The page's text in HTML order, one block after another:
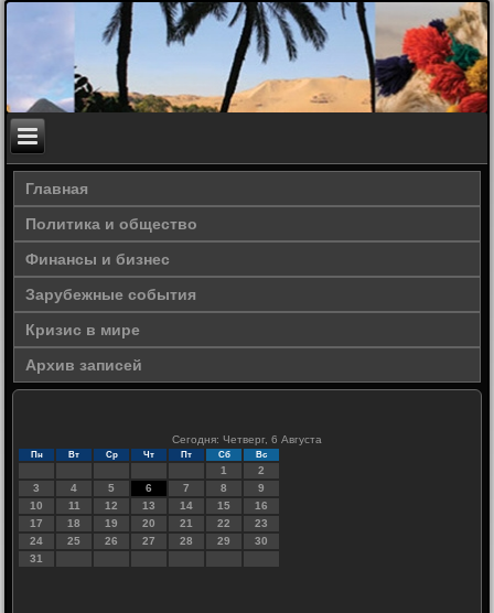
Главная
Политика и общество
Финансы и бизнес
Зарубежные события
Кризис в мире
Архив записей
Сегодня: Четверг, 6 Августа
Пн Вт Ср Чт Пт Сб Вс
1
2
3
4 5 6 7 8
9
10
11 12 13 14 15
16
17
18 19 20 21 22
23
24
25 26 27 28 29
30
31